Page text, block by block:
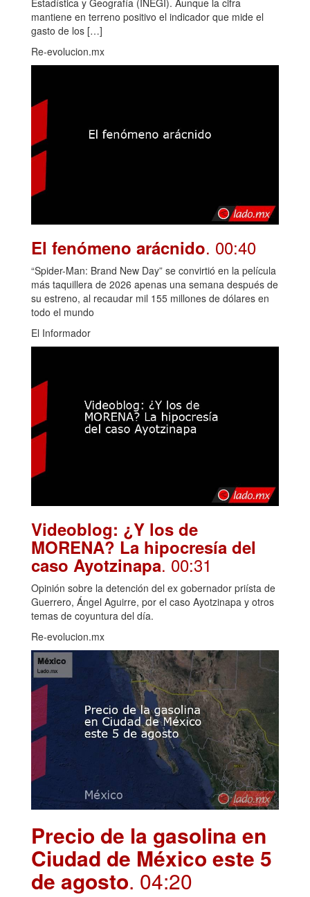
mantiene en terreno positivo el indicador que mide el
gasto de los […]
Re-evolucion.mx
El fenómeno arácnido. 00:40
“Spider-Man: Brand New Day” se convirtió en la película
más taquillera de 2026 apenas una semana después de
su estreno, al recaudar mil 155 millones de dólares en
todo el mundo
El Informador
Videoblog: ¿Y los de
MORENA? La hipocresía del
caso Ayotzinapa. 00:31
Opinión sobre la detención del ex gobernador priísta de
Guerrero, Ángel Aguirre, por el caso Ayotzinapa y otros
temas de coyuntura del día.
Re-evolucion.mx
Precio de la gasolina en
Ciudad de México este 5
de agosto. 04:20